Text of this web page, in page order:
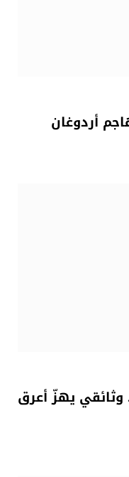
أردوغان
يهزّ أعرق